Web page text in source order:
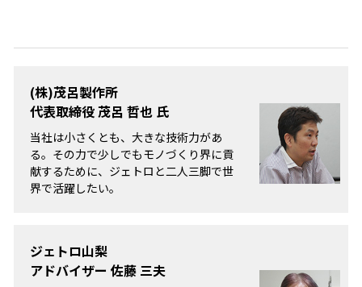
(株)茂呂製作所
代表取締役 茂呂 哲也 氏
当社は小さくとも、大きな技術力があ
る。その力で少しでもモノづくり界に貢
献するために、ジェトロと二人三脚で世
界で活躍したい。
ジェトロ山梨
アドバイザー 佐藤 三夫